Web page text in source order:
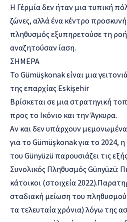
Η Γέρμία δεν ήταν μια τυπική
ζώνες, αλλά ένα κέντρο
πληθυσμός εξυπηρετούσε τη
αναζητούσαν ίαση.
ΣΗΜΕΡΑ
Το Gümüşkonak είναι μια
της επαρχίας Eskişehir
Βρίσκεται σε μια στρατηγική
προς το Ικόνιο και την Άγκυρα.
Αν και δεν υπάρχουν
για το Gümüşkonak για το 2024,
του Günyüzü παρουσιάζει τις
Συνολικός Πληθυσμός Günyüzü:
κάτοικοι (στοιχεία
σταδιακή μείωση του
τα τελευταία χρόνια) λόγω της